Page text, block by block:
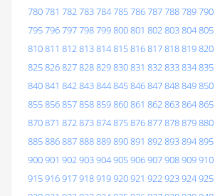
780781 782783784785786787788789790
795796797798799800801 802803804805
810811 812813814815816817818819820
825826827828829830831 832833834835
840841 842843844845846847848849850
855856857858859860861 862863864865
870871 872873874875876877878879880
885886887888889890891 892893894895
900901 902903904905906907908909910
915916917918919920921 922923924925